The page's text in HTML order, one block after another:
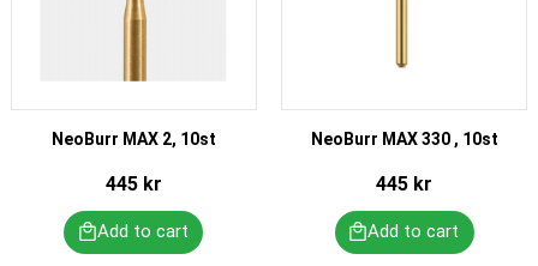
NeoBurr MAX 2, 10st
445kr
NeoBurr MAX 330 , 10st
445 kr